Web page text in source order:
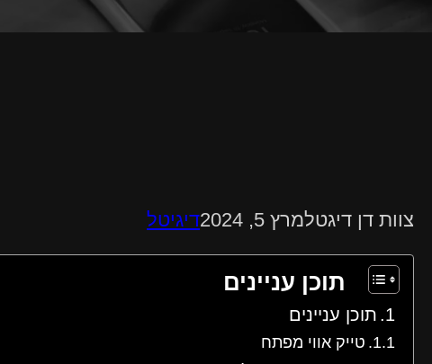
צוות דן דיגטלמרץ 5, 2024 דיגיטל
תוכן עניינים
תוכן עניינים
טייק אווי מפתח